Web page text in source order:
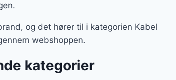
og det hører til i kategorien Kabel
webshoppen.
kategorier